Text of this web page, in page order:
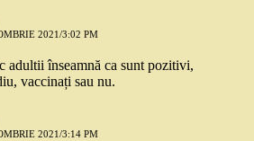
2021/3:02 PM
adultii înseamnă ca sunt pozitivi,
vaccinați sau nu.
2021/3:14 PM